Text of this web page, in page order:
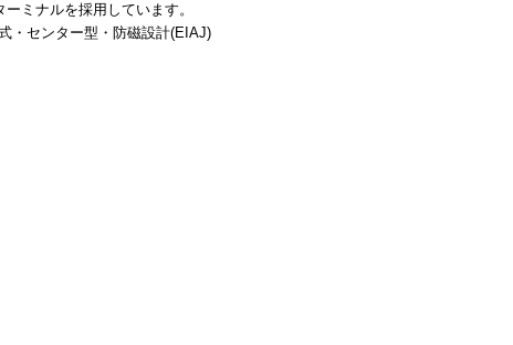
ミナルを採用しています。
・センター型・防磁設計(EIAJ)